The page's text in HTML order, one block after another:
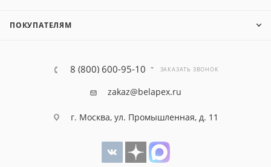
ПОКУПАТЕЛЯМ
8 (800) 600-95-10 ЗАКАЗАТЬ ЗВОНОК
zakaz@belapex.ru
г. Москва, ул. Промышленная, д. 11